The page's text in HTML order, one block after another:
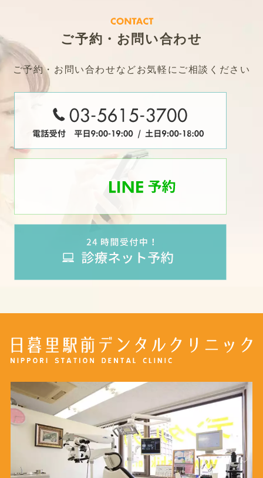
ご予約・お問い合わせ
ご予約・お問い合わせなどお気軽にご相談ください